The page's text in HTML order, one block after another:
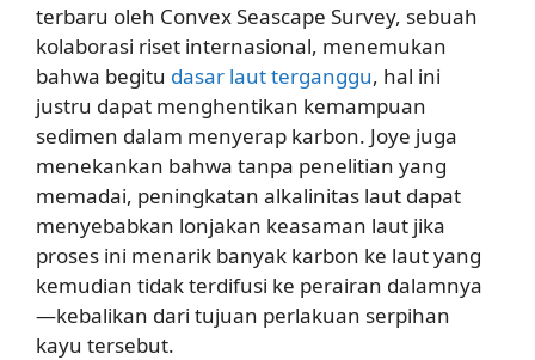
terbaru oleh Convex Seascape Survey, sebuah
kolaborasi riset internasional, menemukan
bahwa begitu dasar laut terganggu, hal ini
justru dapat menghentikan kemampuan
sedimen dalam menyerap karbon. Joye juga
menekankan bahwa tanpa penelitian yang
memadai, peningkatan alkalinitas laut dapat
menyebabkan lonjakan keasaman laut jika
proses ini menarik banyak karbon ke laut yang
kemudian tidak terdifusi ke perairan dalamnya
—kebalikan dari tujuan perlakuan serpihan
kayu tersebut.